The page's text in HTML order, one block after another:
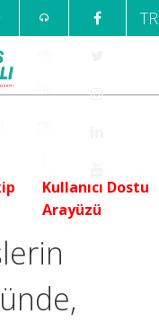
TR
Kullanıcı Dostu
Arayüzü